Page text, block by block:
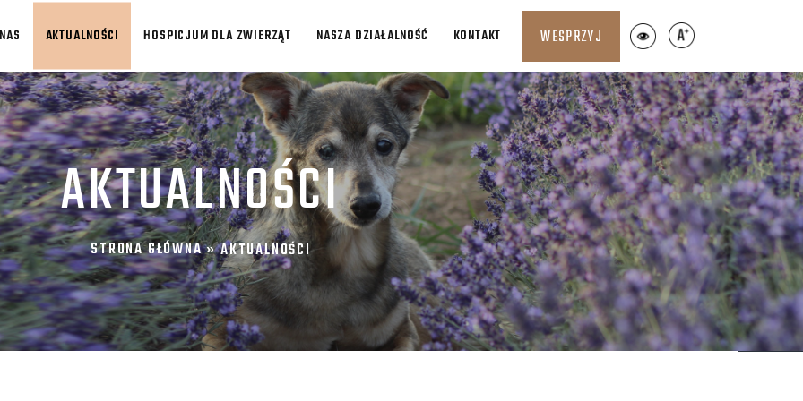
WESPRZYJ
AKTUALNOŚCI HOSPICJUM DLA ZWIERZĄT NASZA DZIAŁALNOŚĆ KONTAKT
AKTUALNOŚCI
STRONA GŁÓWNA»AKTUALNOŚCI